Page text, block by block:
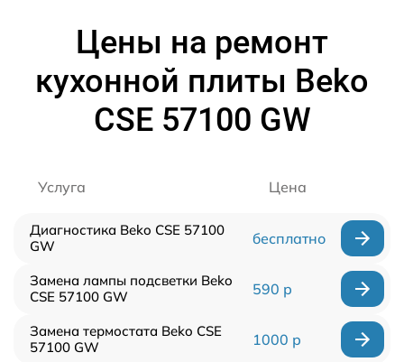
Цены на ремонт
кухонной плиты Beko
CSE 57100 GW
Услуга Цена
Диагностика Beko CSE 57100
GW
бесплатно
Замена лампы подсветки Beko
CSE 57100 GW
590 р
Замена термостата Beko CSE
57100 GW
1000 р